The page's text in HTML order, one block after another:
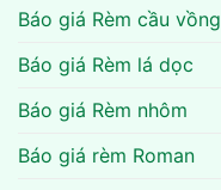
Báo giá Rèm cầu vồng
Báo giá Rèm lá dọc
Báo giá Rèm nhôm
Báo giá rèm Roman